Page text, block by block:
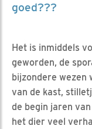
goed???
Het is inmiddels
geworden, de
bijzondere wezen
van de kast,
de begin jaren
het dier veel